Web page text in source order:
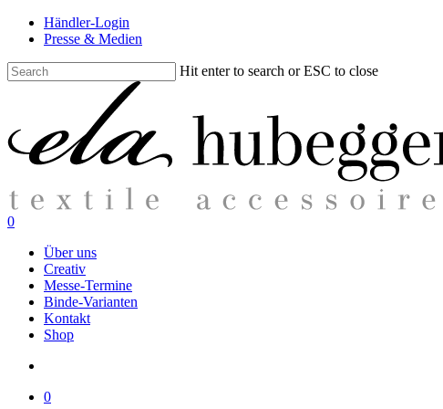
Skip
content
Händler-Login
Presse & Medien
Hit enter to search or ESC to close
search
0
Über uns
Creativ
Messe-Termine
Binde-Varianten
Kontakt
Shop
0